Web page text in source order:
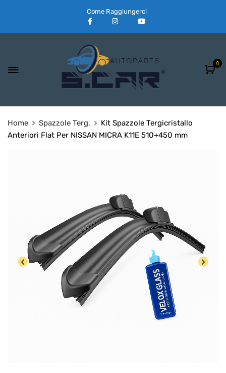
Come Raggiungerci
0
Home Spazzole Terg.
Kit Spazzole Tergicristallo
Anteriori Flat Per NISSAN MICRA K11E 510+450 mm